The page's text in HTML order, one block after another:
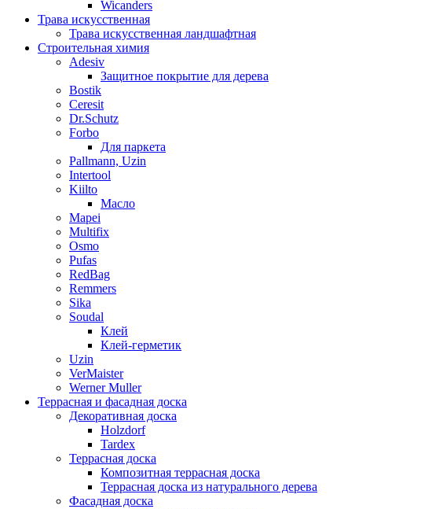
Wicanders
Трава искусственная
Трава искусственная ландшафтная
Строительная химия
Adesiv
Защитное покрытие для дерева
Bostik
Ceresit
Dr.Schutz
Forbo
Для паркета
Pallmann, Uzin
Intertool
Kiilto
Масло
Mapei
Multifix
Osmo
Pufas
RedBag
Remmers
Sika
Soudal
Клей
Клей-герметик
Uzin
VerMaister
Werner Muller
Террасная и фасадная доска
Декоративная доска
Holzdorf
Tardex
Террасная доска
Композитная террасная доска
Террасная доска из натурального дерева
Фасадная доска